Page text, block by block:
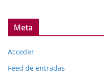
Meta
Acceder
Feed de entradas